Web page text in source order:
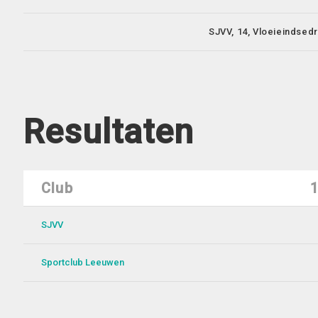
SJVV, 14,
Resultaten
Club
SJVV
Sportclub Leeuwen